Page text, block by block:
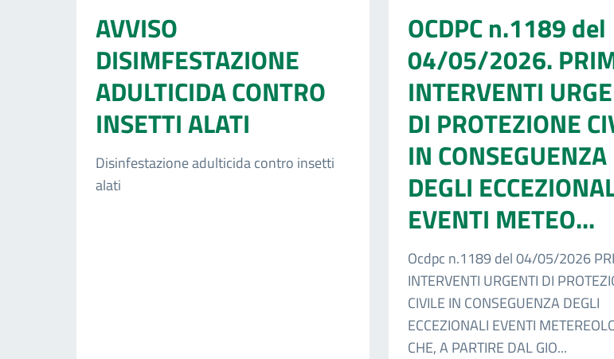
AVVISO
DISIMFESTAZIONE
ADULTICIDA CONTRO
INSETTI ALATI
Disinfestazione adulticida contro insetti
alati
OCDPC n.1189 del
04/05/2026.
INTERVENTI
DI PROTEZIONE
IN CONSEGUENZA
DEGLI
EVENTI METEO...
Ocdpc n.1189 del 04/05/2026
INTERVENTI URGENTI DI
CIVILE IN CONSEGUENZA DEGLI
ECCEZIONALI EVENTI
CHE, A PARTIRE DAL GIO...